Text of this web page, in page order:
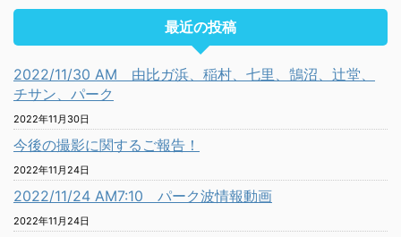
最近の投稿
2022/11/30 AM 由比ガ浜、稲村、七里、鵠沼、辻堂、
チサン、パーク
2022年11月30日
今後の撮影に関するご報告！
2022年11月24日
2022/11/24 AM7:10 パーク波情報動画
2022年11月24日